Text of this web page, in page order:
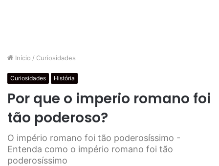
Início / Curiosidades
Curiosidades História
Por que o imperio romano foi
tão poderoso?
O império romano foi tão poderosíssimo -
Entenda como o império romano foi tão
poderosíssimo